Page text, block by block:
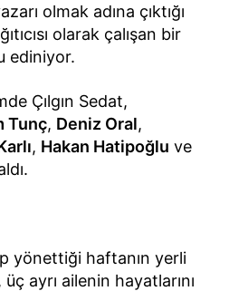
olmak adına çıktığı
olarak çalışan bir
ediniyor.
Çılgın Sedat,
Tunç, Deniz Oral,
, Hakan Hatipoğlu ve
yönettiği haftanın yerli
ayrı ailenin hayatlarını